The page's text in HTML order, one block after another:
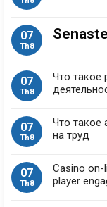
07
Th8
07
Th8
Что такое
07
Th8
Что такое
на труд
07
Th8
Casino on-
player